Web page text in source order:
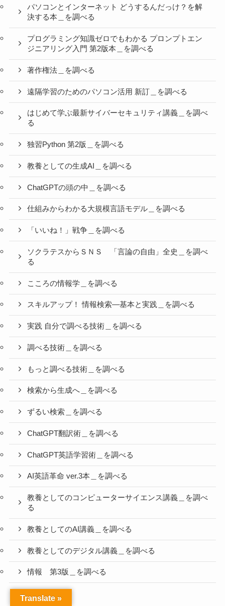
パソコンとインターネット どうするんだっけ？を解
決する本＿を調べる
プログラミング知識ゼロでもわかる プロンプトエン
ジニアリング入門 第2版本＿を調べる
著作権法＿を調べる
遠隔学習のためのパソコン活用 新訂＿を調べる
はじめて学ぶ最新サイバーセキュリティ講義＿を調べ
る
独習Python 第2版＿を調べる
教養としての生成AI＿を調べる
ChatGPTの頭の中＿を調べる
仕組みからわかる大規模言語モデル＿を調べる
「いいね！」戦争＿を調べる
ソクラテスからＳＮＳ 「言論の自由」全史＿を調べ
る
こころの情報学＿を調べる
スキルアップ！ 情報検索―基本と実践＿を調べる
実践 自分で調べる技術＿を調べる
調べる技術＿を調べる
もっと調べる技術＿を調べる
検索から生成へ＿を調べる
ずるい検索＿を調べる
ChatGPT翻訳術＿を調べる
ChatGPT英語学習術＿を調べる
AI英語革命 ver.3本＿を調べる
教養としてのコンピューターサイエンス講義＿を調べ
る
教養としてのAI講義＿を調べる
教養としてのデジタル講義＿を調べる
情報 第3版＿を調べる
Translate »